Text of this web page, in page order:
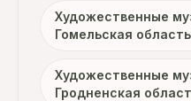
Художественные
Гомельская область
Художественные
Гродненская